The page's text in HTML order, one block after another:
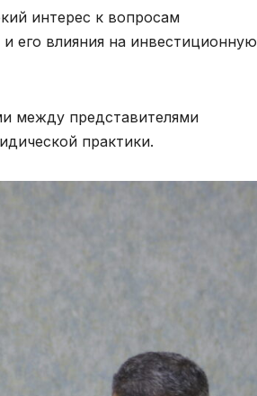
интерес к вопросам
его влияния на инвестиционную
между представителями
практики.